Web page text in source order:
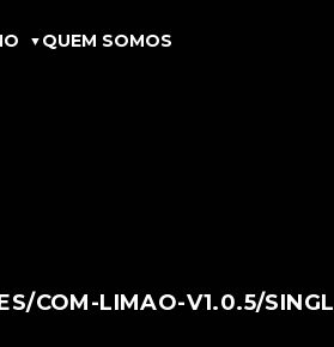
QUEM SOMOS
COM-LIMAO-V1.0.5/